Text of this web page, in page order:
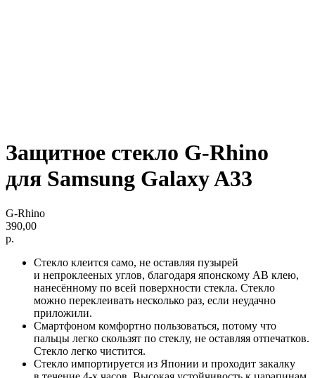
Защитное стекло G-Rhino
для Samsung Galaxy A33
G-Rhino
390,00
р.
Стекло клеится само, не оставляя пузырей
и непроклееных углов, благодаря японскому AB клею,
нанесённому по всей поверхности стекла. Стекло
можно переклеивать несколько раз, если неудачно
приложили.
Смартфоном комфортно пользоваться, потому что
пальцы легко скользят по стеклу, не оставляя отпечатков.
Стекло легко чистится.
Стекло импортируется из Японии и проходит закалку